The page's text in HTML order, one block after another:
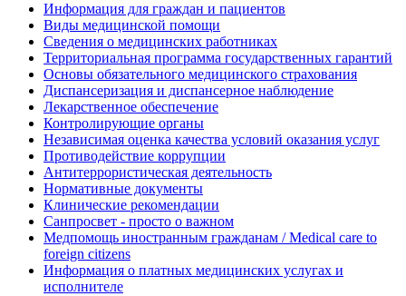
Информация для граждан и пациентов
Виды медицинской помощи
Сведения о медицинских работниках
Территориальная программа государственных гарантий
Основы обязательного медицинского страхования
Диспансеризация и диспансерное наблюдение
Лекарственное обеспечение
Контролирующие органы
Независимая оценка качества условий оказания услуг
Противодействие коррупции
Антитеррористическая деятельность
Нормативные документы
Клинические рекомендации
Санпросвет - просто о важном
Медпомощь иностранным гражданам / Medical care to
foreign citizens
Информация о платных медицинских услугах и
исполнителе